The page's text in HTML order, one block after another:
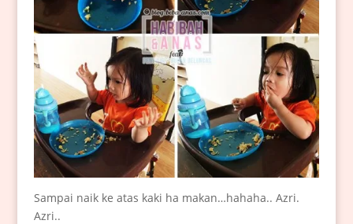
Sampai naik ke atas kaki ha makan…hahaha.. Azri.
Azri..